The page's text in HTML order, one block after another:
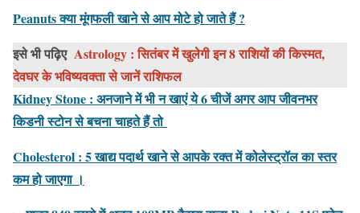
Peanuts क्या मूंगफली खाने से आप मोटे हो जाते हैं ?
इसे भी पढ़िए Astrology : सितंबर में खुलेगी इन 8 राशियों की किस्मत,
देवघर के भविष्यवक्ता से जानें राशिफल
Kidney Stone : अनजाने में भी न खाएं ये 6 चीजें अगर आप जीवनभर
किडनी स्टोन से बचना चाहते हैं तो
Cholesterol : 5 खाद्य पदार्थ खाने से आपके रक्त में कोलेस्ट्रॉल का स्तर
कम हो जाएगा ।